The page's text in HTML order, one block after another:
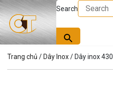
Search
Trang chủ / Dây Inox/ Dây inox 430